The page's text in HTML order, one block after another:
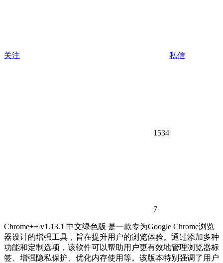
关注 私信
1534
7
Chrome++ v1.13.1 中文绿色版 是一款专为Google Chrome浏览
器设计的增强工具，旨在提升用户的浏览体验。通过添加多种
功能和定制选项，该软件可以帮助用户更有效地管理浏览器标
签、增强隐私保护、优化内存使用等。该版本特别强调了用户